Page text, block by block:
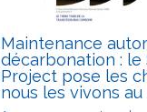
Maintenance
décarbonation : le
Project pose les
nous les vivons